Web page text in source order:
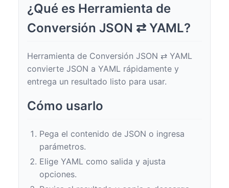
¿Qué es Herramienta de
Conversión JSON ⇄ YAML?
Herramienta de Conversión JSON ⇄ YAML
convierte JSON a YAML rápidamente y
entrega un resultado listo para usar.
Cómo usarlo
Pega el contenido de JSON o ingresa
parámetros.
Elige YAML como salida y ajusta
opciones.